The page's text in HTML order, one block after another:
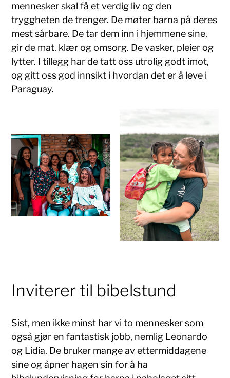
mennesker skal få et verdig liv og den
tryggheten de trenger. De møter barna på deres
mest sårbare. De tar dem inn i hjemmene sine,
gir de mat, klær og omsorg. De vasker, pleier og
lytter. I tillegg har de tatt oss utrolig godt imot,
og gitt oss god innsikt i hvordan det er å leve i
Paraguay.
Inviterer til bibelstund
Sist, men ikke minst har vi to mennesker som
også gjør en fantastisk jobb, nemlig Leonardo
og Lidia. De bruker mange av ettermiddagene
sine og åpner hagen sin for å ha